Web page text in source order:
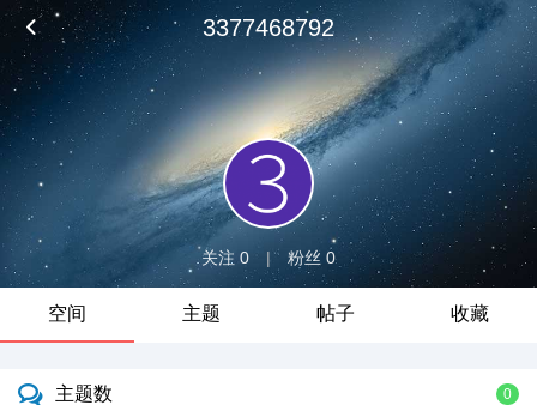
3377468792
关注 0 | 粉丝 0
空间 主题 帖子 收藏
主题数 0